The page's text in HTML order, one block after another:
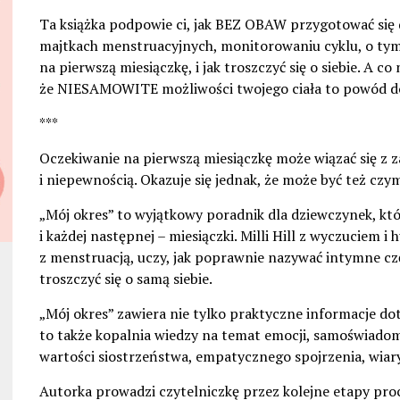
Ta książka podpowie ci, jak BEZ OBAW przygotować
majtkach menstruacyjnych, monitorowaniu cyklu, o
na pierwszą miesiączkę, i jak troszczyć się o siebie. A
że NIESAMOWITE możliwości twojego ciała to powód
***
Oczekiwanie na pierwszą miesiączkę może wiązać się
i niepewnością. Okazuje się jednak, że może być też
„Mój okres” to wyjątkowy poradnik dla dziewczynek,
i każdej następnej – miesiączki. Milli Hill z wyczuciem i
z menstruacją, uczy, jak poprawnie nazywać intymne
troszczyć się o samą siebie.
„Mój okres” zawiera nie tylko praktyczne informacje
to także kopalnia wiedzy na temat emocji,
wartości siostrzeństwa, empatycznego spojrzenia,
Autorka prowadzi czytelniczkę przez kolejne etapy